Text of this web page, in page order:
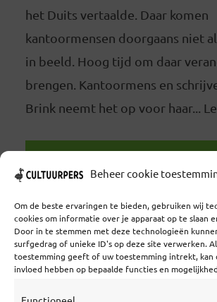
Beheer cookie
Om de beste ervaringen te bieden, gebruiken wij
cookies om informatie over je apparaat op te slaan
Door in te stemmen met deze technologieën
surfgedrag of unieke ID's op deze site verwerken.
toestemming geeft of uw toestemming intrekt, kan
invloed hebben op bepaalde functies en
het Duits vertaalde. Daar komen
kantoormensen doorgaans niet
in beeld. Hoog tijd om daar
brengen. Kantoormens en
Brink neemt het op voor haar...
Coöperatief Cultureel Persbureau U.A. |
3524KS Utrecht | KvK: 55573592 |Btw: